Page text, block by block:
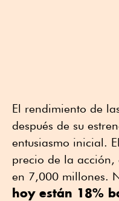
El rendimiento de
después de su
entusiasmo inicial.
precio de la acción,
en 7,000 millones.
hoy están 18%